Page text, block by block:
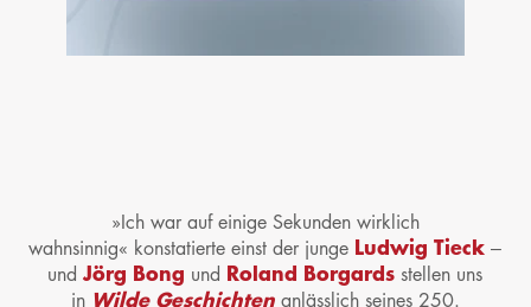
»Ich war auf einige Sekunden wirklich
wahnsinnig« konstatierte einst der junge Ludwig Tieck –
undJörg Bong und Roland Borgards stellen uns
in Wilde Geschichtenanlässlich seines 250.